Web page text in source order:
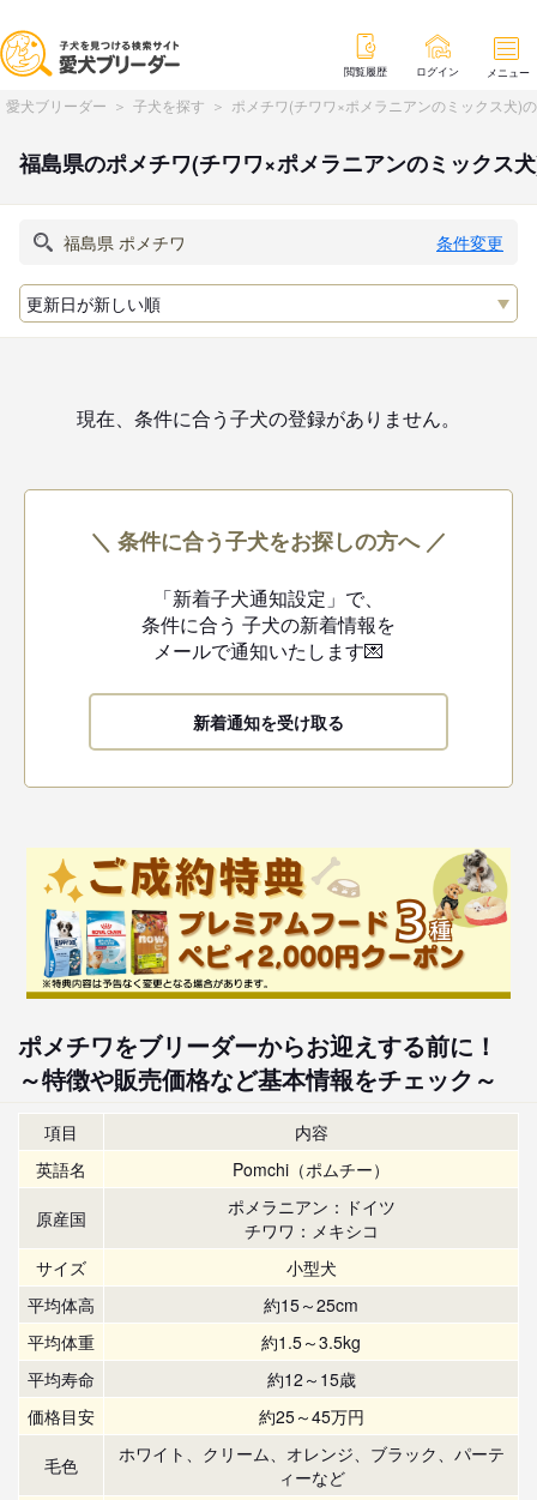
閲覧履歴 ログイン メニュー
愛犬ブリーダー 子犬を探す ポメチワ(チワワ×ポメラニアンのミックス犬)
福島県のポメチワ(チワワ×ポメラニアンのミックス
条件変更
現在、条件に合う子犬の登録がありません。
＼ 条件に合う子犬をお探しの方へ ／
「新着子犬通知設定」で、
条件に合う 子犬の新着情報を
メールで通知いたします💌
新着通知を受け取る
ポメチワをブリーダーからお迎えする前に！
～特徴や販売価格など基本情報をチェック～
項目
内容
英語名
Pomchi（ポムチー）
原産国
ポメラニアン：ドイツ
チワワ：メキシコ
サイズ
小型犬
平均体高
約15～25cm
平均体重
約1.5～3.5kg
平均寿命
約12～15歳
価格目安
約25～45万円
毛色
ホワイト、クリーム、オレンジ、ブラック、パーテ
ィーなど